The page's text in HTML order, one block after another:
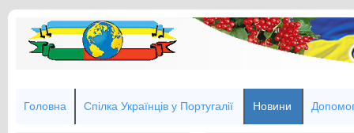
Головна Спілка Українців у Португалії Новини